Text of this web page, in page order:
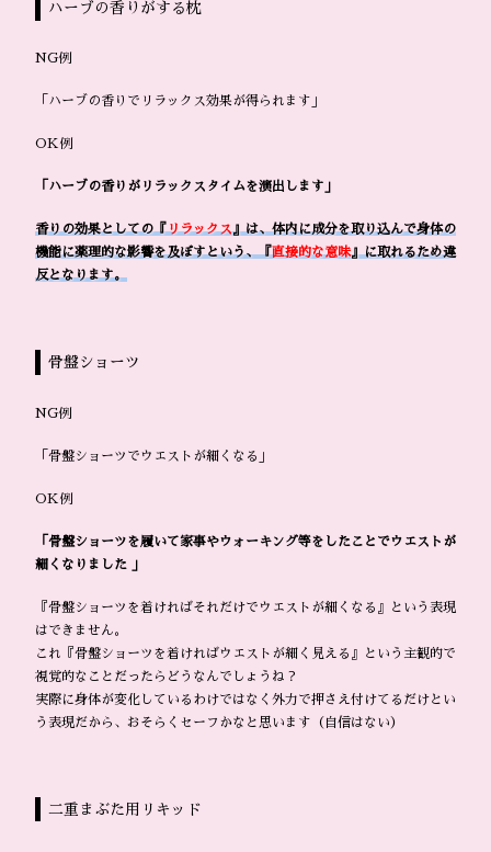
ハーブの香りがする枕
NG例
「ハーブの香りでリラックス効果が得られます」
OK例
「ハーブの香りがリラックスタイムを演出します」
香りの効果としての『リラックス』は、体内に成分を取り込んで身体の
機能に薬理的な影響を及ぼすという、『直接的な意味』に取れるため違
反となります。
骨盤ショーツ
NG例
「骨盤ショーツでウエストが細くなる」
OK例
「骨盤ショーツを履いて家事やウォーキング等をしたことでウエストが
細くなりました 」
『骨盤ショーツを着ければそれだけでウエストが細くなる』という表現
はできません。
これ『骨盤ショーツを着ければウエストが細く見える』という主観的で
視覚的なことだったらどうなんでしょうね？
実際に身体が変化しているわけではなく外力で押さえ付けてるだけとい
う表現だから、おそらくセーフかなと思います（自信はない）
二重まぶた用リキッド